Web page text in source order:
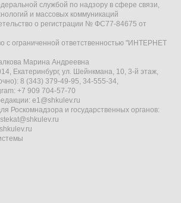
службой по надзору в сфере связи,
и массовых коммуникаций
о регистрации № ФС77-84675 от
с ограниченной ответственностью "ИНТЕРНЕТ
Марина Андреевна
Екатеринбург, ул. Шейнкмана, 10, 3-й этаж,
8 (343) 379-49-95, 34-555-34,
+7 909 704-57-70
e1@shkulev.ru
Роскомнадзора и государственных органов: